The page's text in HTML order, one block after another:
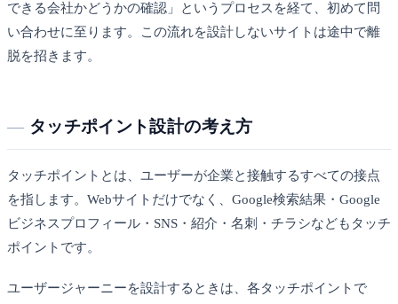
できる会社かどうかの確認」というプロセスを経て、初めて問
い合わせに至ります。この流れを設計しないサイトは途中で離
脱を招きます。
タッチポイント設計の考え方
タッチポイントとは、ユーザーが企業と接触するすべての接点
を指します。Webサイトだけでなく、Google検索結果・Google
ビジネスプロフィール・SNS・紹介・名刺・チラシなどもタッチ
ポイントです。
ユーザージャーニーを設計するときは、各タッチポイントで